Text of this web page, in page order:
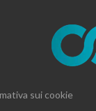
sui cookie